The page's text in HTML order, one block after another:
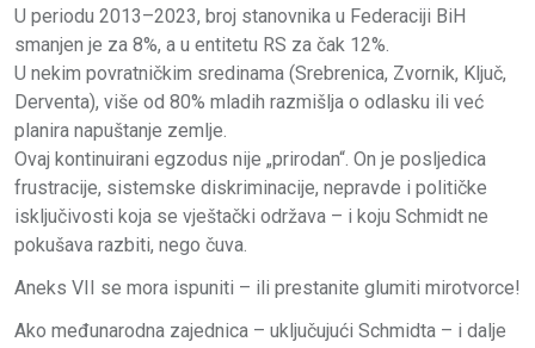
U periodu 2013–2023, broj stanovnika u Federaciji BiH
smanjen je za 8%, a u entitetu RS za čak 12%.
U nekim povratničkim sredinama (Srebrenica, Zvornik, Ključ,
Derventa), više od 80% mladih razmišlja o odlasku ili već
planira napuštanje zemlje.
Ovaj kontinuirani egzodus nije „prirodan“. On je posljedica
frustracije, sistemske diskriminacije, nepravde i političke
isključivosti koja se vještački održava – i koju Schmidt ne
pokušava razbiti, nego čuva.
Aneks VII se mora ispuniti – ili prestanite glumiti mirotvorce!
Ako međunarodna zajednica – uključujući Schmidta – i dalje